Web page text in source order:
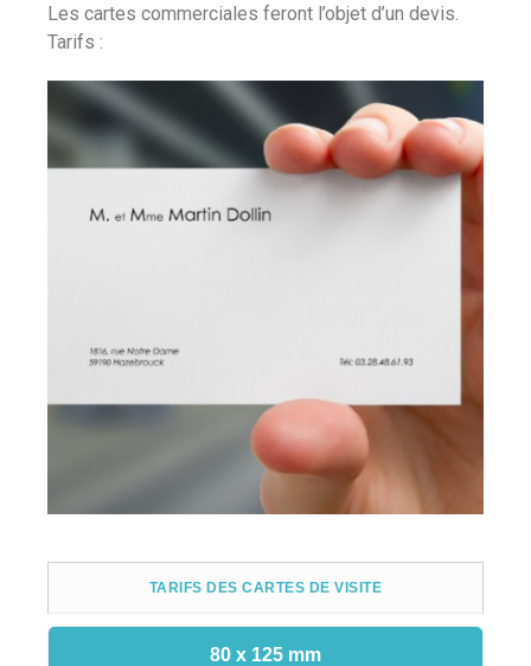
Les cartes commerciales feront l’objet d’un devis.
Tarifs :
TARIFS DES CARTES DE VISITE
80 x 125 mm